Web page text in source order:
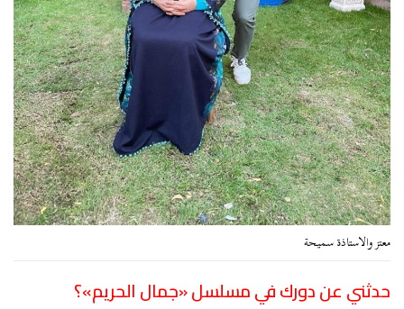
معتز والاستاذة سميحة
حدثني عن دورك في مسلسل «جمال الحريم»؟